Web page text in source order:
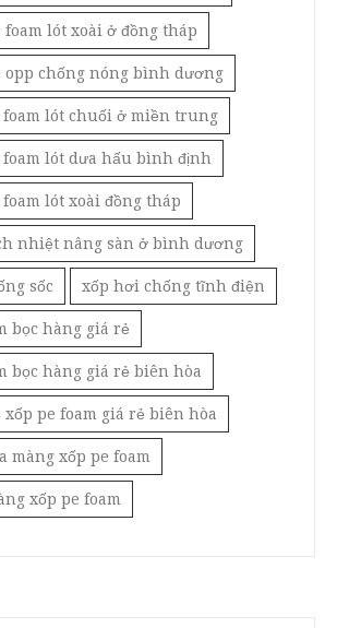
foam lót xoài ở đồng tháp
opp chống nóng bình dương
foam lót chuối ở miền trung
foam lót dưa hấu bình định
lót xoài đồng tháp
nhiệt nâng sàn ở bình dương
sốc xốp hơi chống tĩnh điện
bọc hàng giá rẻ
bọc hàng giá rẻ biên hòa
xốp pe foam giá rẻ biên hòa
màng xốp pe foam
xốp pe foam